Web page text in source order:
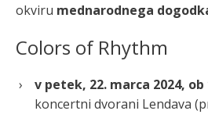
okviru mednarodnega
Colors of Rhythm
v petek, 22. marca 2024, ob
koncertni dvorani Lendava